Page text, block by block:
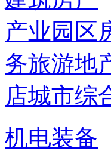
产业园区
务旅游地
店城市综
机电装备